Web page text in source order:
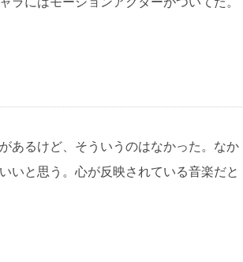
あるけど、そういうのはなかった。なか
いと思う。心が反映されている音楽だと